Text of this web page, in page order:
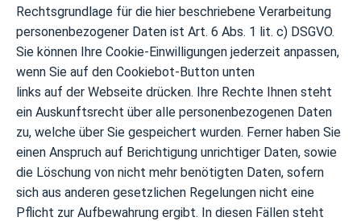
Rechtsgrundlage für die hier beschriebene Verarbeitung
personenbezogener Daten ist Art. 6 Abs. 1 lit. c) DSGVO.
Sie können Ihre Cookie-Einwilligungen jederzeit anpassen,
wenn Sie auf den Cookiebot-Button unten
links auf der Webseite drücken. Ihre Rechte Ihnen steht
ein Auskunftsrecht über alle personenbezogenen Daten
zu, welche über Sie gespeichert wurden. Ferner haben Sie
einen Anspruch auf Berichtigung unrichtiger Daten, sowie
die Löschung von nicht mehr benötigten Daten, sofern
sich aus anderen gesetzlichen Regelungen nicht eine
Pflicht zur Aufbewahrung ergibt. In diesen Fällen steht